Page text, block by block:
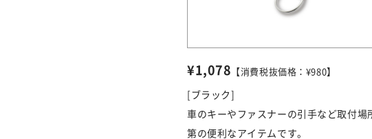
¥1,078 【消費税抜価格：¥980】
[ブラック]
車のキーやファスナーの引手など取付場
第の便利なアイテムです。